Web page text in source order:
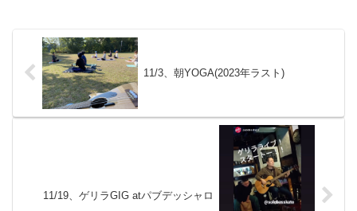
11/3、朝YOGA(2023年ラスト)
11/19、ゲリラGIG atパブデッシャロ